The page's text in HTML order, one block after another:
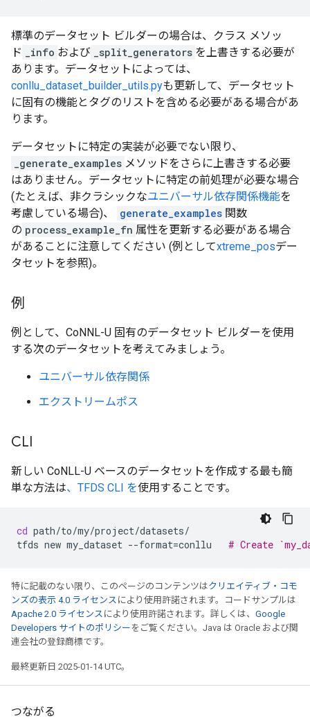
標準のデータセット ビルダーの場合は、クラス メソッ
ド
_info および _split_generators を上書きする必要が
あります。データセットによっては、
conllu_dataset_builder_utils.pyも更新して、データセット
に固有の機能とタグのリストを含める必要がある場合があ
ります。
データセットに特定の実装が必要でない限り、
_generate_examples メソッドをさらに上書きする必要
はありません。データセットに特定の前処理が必要な場合
(たとえば、非クラシックなユニバーサル依存関係機能を
考慮している場合)、
generate_examples 関数
の process_example_fn 属性を更新する必要がある場合
があることに注意してください (例としてxtreme_posデー
タセットを参照)。
例
例として、CoNNL-U 固有のデータセット ビルダーを使用
する次のデータセットを考えてみましょう。
ユニバーサル依存関係
エクストリームポス
CLI
新しい CoNLL-U ベースのデータセットを作成する最も簡
単な方法は、TFDS CLI を使用することです。
cd path/to/my/project/datasets/
tfds new my_dataset --format=conllu # Create
特に記載のない限り、このページのコンテンツはクリエイティブ・コモ
ンズの表示 4.0 ライセンス により使用許諾されます。コードサンプルは
Apache 2.0 ライセンス により使用許諾されます。詳しくは、 Google
Developers サイトのポリシー をご覧ください。Java は Oracle および関
連会社の登録商標です。
最終更新日 2025-01-14 UTC。
つながる